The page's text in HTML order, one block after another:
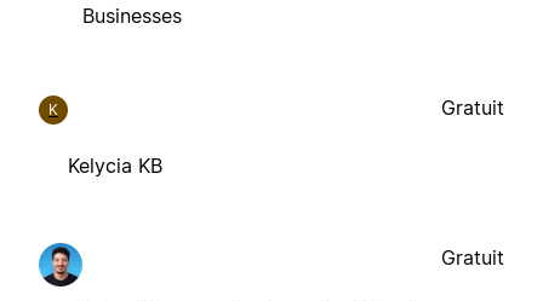
Businesses
K
Kelycia KB
Gratuit
Gratuit